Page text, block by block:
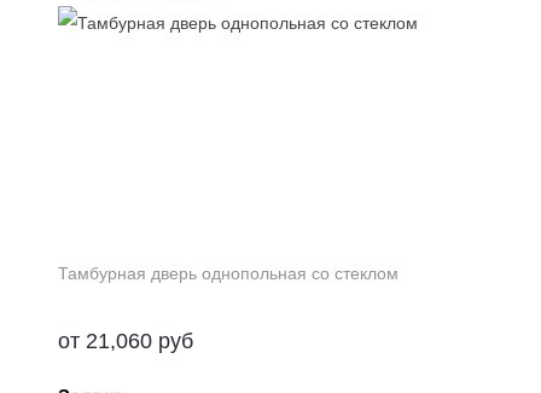
Тамбурная дверь однопольная со стеклом
от 21,060 руб